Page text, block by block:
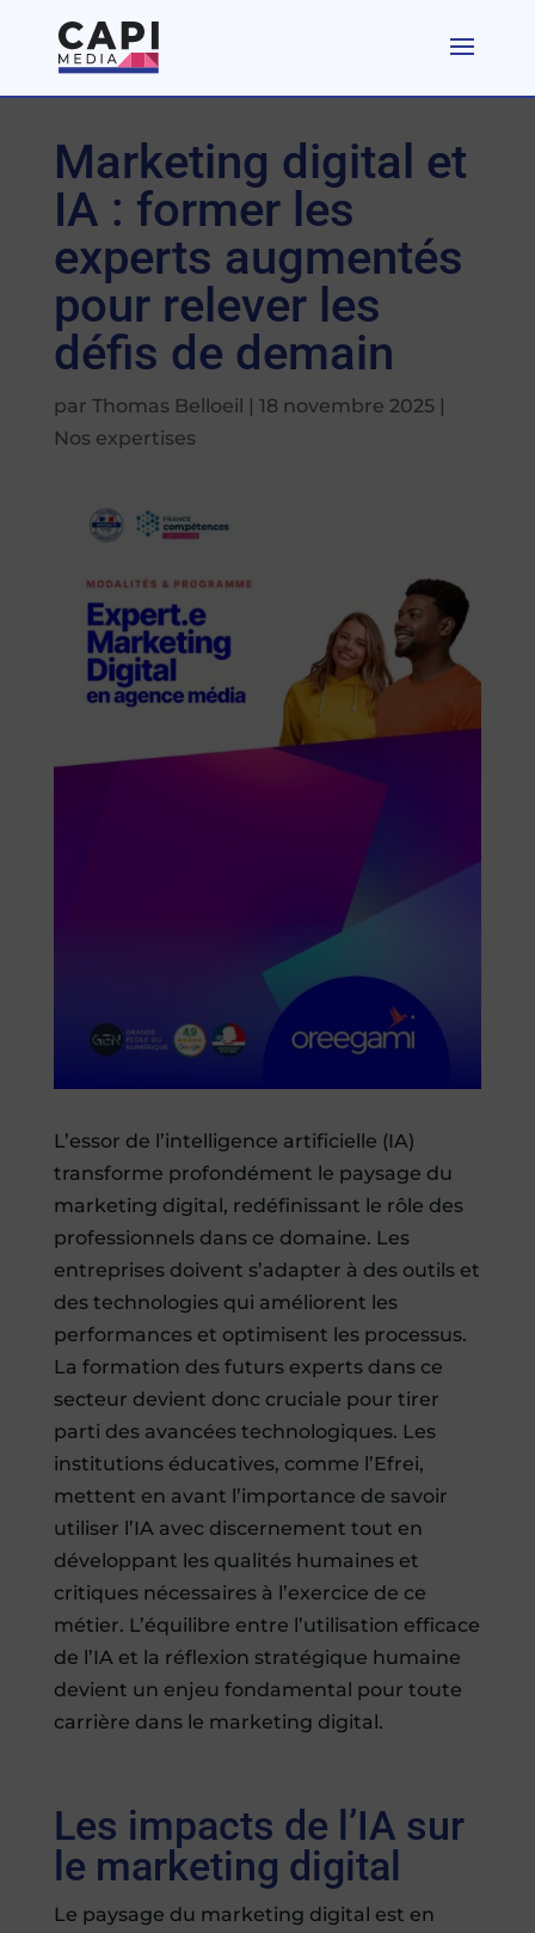
Marketing digital et
IA : former les
experts augmentés
pour relever les
défis de demain
par Thomas Belloeil | 18 novembre 2025|
Nos expertises
L’essor de l’intelligence artificielle (IA)
transforme profondément le paysage du
marketing digital, redéfinissant le rôle des
professionnels dans ce domaine. Les
entreprises doivent s’adapter à des outils et
des technologies qui améliorent les
performances et optimisent les processus.
La formation des futurs experts dans ce
secteur devient donc cruciale pour tirer
parti des avancées technologiques. Les
institutions éducatives, comme l’Efrei,
mettent en avant l’importance de savoir
utiliser l’IA avec discernement tout en
développant les qualités humaines et
critiques nécessaires à l’exercice de ce
métier. L’équilibre entre l’utilisation efficace
de l’IA et la réflexion stratégique humaine
devient un enjeu fondamental pour toute
carrière dans le marketing digital.
Les impacts de l’IA sur
le marketing digital
Le paysage du marketing digital est en